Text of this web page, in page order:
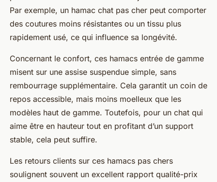
Par exemple, un hamac chat pas cher peut comporter
des coutures moins résistantes ou un tissu plus
rapidement usé, ce qui influence sa longévité.
Concernant le confort, ces hamacs entrée de gamme
misent sur une assise suspendue simple, sans
rembourrage supplémentaire. Cela garantit un coin de
repos accessible, mais moins moelleux que les
modèles haut de gamme. Toutefois, pour un chat qui
aime être en hauteur tout en profitant d’un support
stable, cela peut suffire.
Les retours clients sur ces hamacs pas chers
soulignent souvent un excellent rapport qualité-prix